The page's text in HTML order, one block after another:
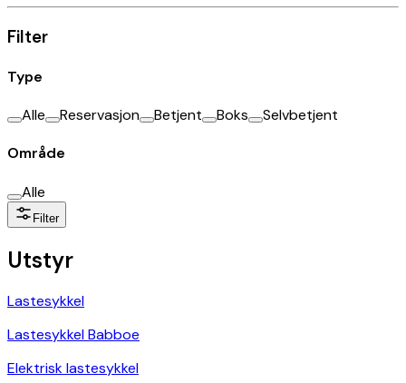
Filter
Type
Alle Reservasjon Betjent Boks Selvbetjent
Område
Alle
Filter
Utstyr
Lastesykkel
Lastesykkel Babboe
Elektrisk lastesykkel